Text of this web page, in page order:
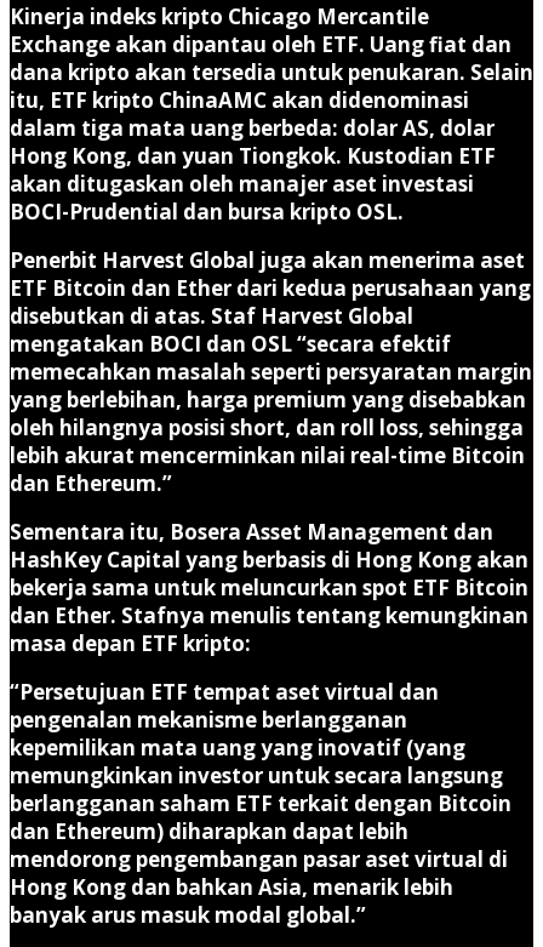
Kinerja indeks kripto Chicago Mercantile
Exchange akan dipantau oleh ETF. Uang fiat dan
dana kripto akan tersedia untuk penukaran. Selain
itu, ETF kripto ChinaAMC akan didenominasi
dalam tiga mata uang berbeda: dolar AS, dolar
Hong Kong, dan yuan Tiongkok. Kustodian ETF
akan ditugaskan oleh manajer aset investasi
BOCI-Prudential dan bursa kripto OSL.
Penerbit Harvest Global juga akan menerima aset
ETF Bitcoin dan Ether dari kedua perusahaan yang
disebutkan di atas. Staf Harvest Global
mengatakan BOCI dan OSL “secara efektif
memecahkan masalah seperti persyaratan margin
yang berlebihan, harga premium yang disebabkan
oleh hilangnya posisi short, dan roll loss, sehingga
lebih akurat mencerminkan nilai real-time Bitcoin
dan Ethereum.”
Sementara itu, Bosera Asset Management dan
HashKey Capital yang berbasis di Hong Kong akan
bekerja sama untuk meluncurkan spot ETF Bitcoin
dan Ether. Stafnya menulis tentang kemungkinan
masa depan ETF kripto:
“Persetujuan ETF tempat aset virtual dan
pengenalan mekanisme berlangganan
kepemilikan mata uang yang inovatif (yang
memungkinkan investor untuk secara langsung
berlangganan saham ETF terkait dengan Bitcoin
dan Ethereum) diharapkan dapat lebih
mendorong pengembangan pasar aset virtual di
Hong Kong dan bahkan Asia, menarik lebih
banyak arus masuk modal global.”